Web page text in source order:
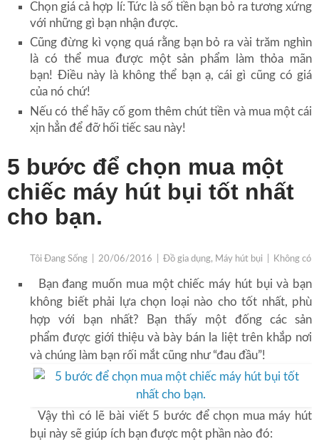
Chọn giá cả hợp lí: Tức là số tiền bạn bỏ ra tương xứng
với những gì bạn nhận được.
Cũng đừng kì vọng quá rằng bạn bỏ ra vài trăm nghìn
là có thể mua được một sản phẩm làm thỏa mãn
bạn! Điều này là không thể bạn ạ, cái gì cũng có giá
của nó chứ!
Nếu có thể hãy cố gom thêm chút tiền và mua một cái
xịn hẳn để đỡ hối tiếc sau này!
5 bước để chọn mua một
chiếc máy hút bụi tốt nhất
cho bạn.
Tôi Đang Sống 20/06/2016 Đồ gia dụng, Máy hút bụi Không có
Bạn đang muốn mua một chiếc máy hút bụi và bạn
không biết phải lựa chọn loại nào cho tốt nhất, phù
hợp với bạn nhất? Bạn thấy một đống các sản
phẩm được giới thiệu và bày bán la liệt trên khắp nơi
và chúng làm bạn rối mắt cũng như “đau đầu”!
Vậy thì có lẽ bài viết 5 bước để chọn mua máy hút
bụi này sẽ giúp ích bạn được một phần nào đó: